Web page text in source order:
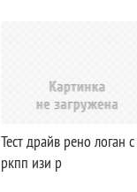
Тест драйв рено логан с
ркпп изи р